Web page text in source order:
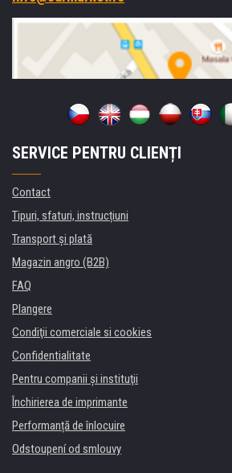
SERVICE PENTRU CLIENȚI
Contact
Tipuri, sfaturi, instrucțiuni
Transport şi plată
Magazin angro (B2B)
FAQ
Plangere
Condiţii comerciale si cookies
Confidentialitate
Pentru companii și instituţii
Închirierea de imprimante
Performanță de înlocuire
Odstoupení od smlouvy